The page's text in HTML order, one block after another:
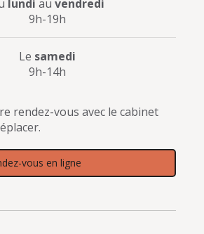
lundi au vendredi
9h-19h
Le samedi
9h-14h
rendez-vous avec le cabinet
vous en ligne